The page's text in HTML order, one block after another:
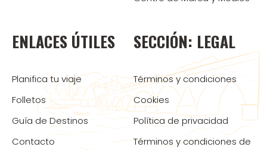
ENLACES ÚTILES
Planifica tu viaje
Folletos
Guía de Destinos
Contacto
SECCIÓN: LEGAL
Términos y condiciones
Cookies
Política de privacidad
Términos y condiciones de